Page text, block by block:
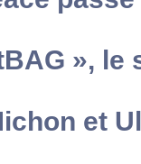
», le
et